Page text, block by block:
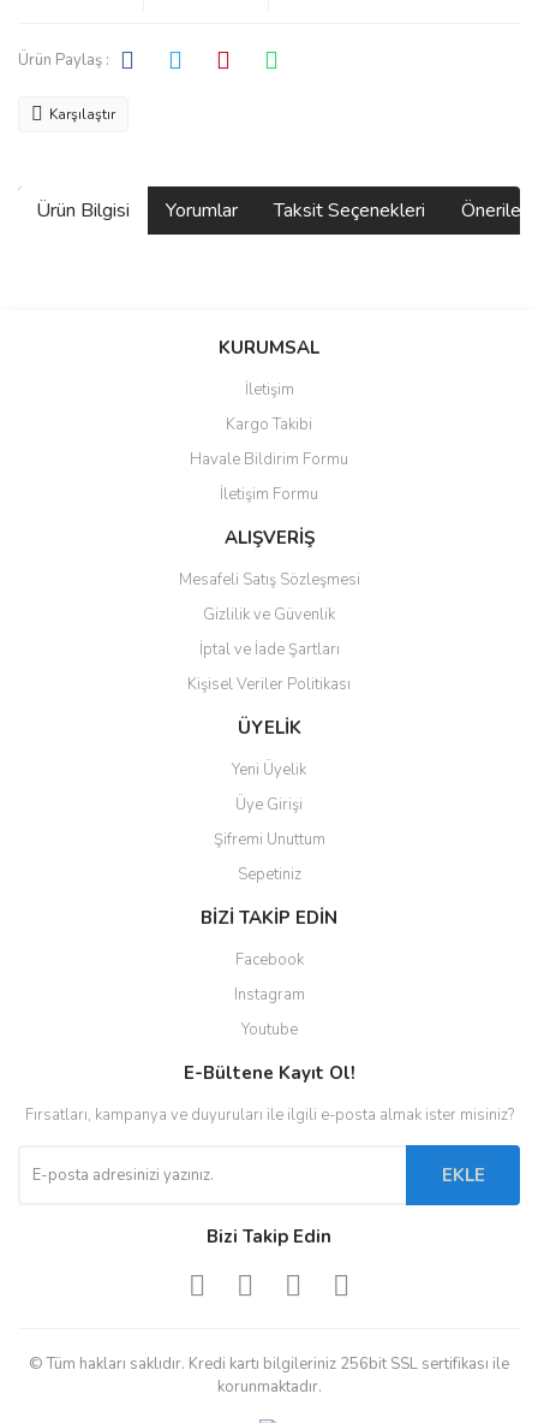
Ürün Paylaş :
Karşılaştır
Ürün Bilgisi Yorumlar Taksit Seçenekleri
Bu ürüne ilk yorumu siz yapın!
Ürün resmi kalitesiz, bozuk veya görüntülenemiyor.
Ürün açıklamasında eksik bilgiler bulunuyor.
Ürün bilgilerinde hatalar bulunuyor.
Ürün fiyatı diğer sitelerden daha pahalı.
Gönder
KURUMSAL
İletişim
Kargo Takibi
Havale Bildirim Formu
İletişim Formu
ALIŞVERİŞ
Mesafeli Satış Sözleşmesi
Gizlilik ve Güvenlik
İptal ve İade Şartları
Kişisel Veriler Politikası
ÜYELİK
Yeni Üyelik
Üye Girişi
Şifremi Unuttum
Sepetiniz
BİZİ TAKİP EDİN
Facebook
Instagram
Youtube
E-Bültene Kayıt Ol!
Fırsatları, kampanya ve duyuruları ile ilgili e-posta almak ister misiniz?
EKLE
Bizi Takip Edin
© Tüm hakları saklıdır. Kredi kartı bilgileriniz 256bit SSL sertifikası ile
korunmaktadır.